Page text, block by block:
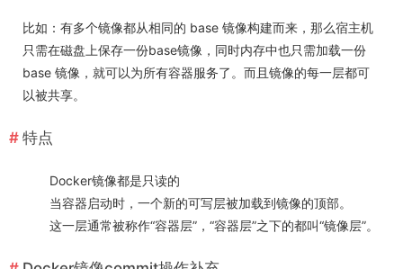
比如：有多个镜像都从相同的 base 镜像构建而来，那么宿主机
只需在磁盘上保存一份base镜像，同时内存中也只需加载一份
base 镜像，就可以为所有容器服务了。而且镜像的每一层都可
以被共享。
特点
Docker镜像都是只读的
当容器启动时，一个新的可写层被加载到镜像的顶部。
这一层通常被称作“容器层”，“容器层”之下的都叫“镜像层”。